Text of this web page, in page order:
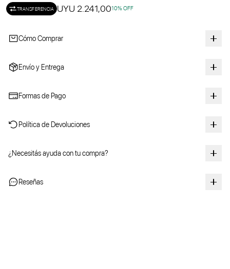
TRANSFERENCIA UYU 2.241,0010% OFF
Cómo Comprar
Envío y Entrega
Formas de Pago
Política de Devoluciones
¿Necesitás ayuda con tu compra?
Reseñas